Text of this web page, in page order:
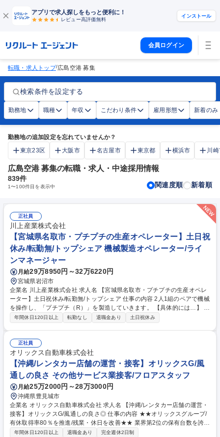
アプリで求人探しをもっと便利に！
レビュー高評価無料
インストール
会員ログイン
転職・求人トップ/広島空港 募集
検索条件を設定する
勤務地 職種 年収 こだわり条件 雇用形態 新着のみ
勤務地の追加設定を忘れていませんか？
東京23区
大阪市 名古屋市 東京都 横浜市 川
広島空港 募集の転職・求人・中途採用情報
839件
1〜100件目を表示中 関連度順 新着順
正社員
川上産業株式会社
【宮城県名取市・プチプチの生産オペレーター】土日祝
休み/転勤無/トップシェア 機械製造オペレーター/ライ
ンマネージャー
月給29万8950円～32万6220円
宮城県岩沼市
企業名 川上産業株式会社 求人名 【宮城県名取市・プチプチの生産オペレ
ーター】土日祝休み/転勤無/トップシェア 仕事の内容 2人1組のペアで機械
を操作し、「プチプチ（R）」を製造していきます。 【具体的には…】 ・
原料を運び、製造機械に投入セット ・機械を操作しながら正確な生産ライ
ター】土日祝休み/転勤無/トップシェア
年間休日120日以上 転勤なし 退職金あり 土日祝休み
正社員
オリックス自動車株式会社
【沖縄/レンタカー店舗の運営・接客】オリックスG/風
通しの良さ その他サービス業接客/フロアスタッフ
月給25万2000円～28万3000円
沖縄県豊見城市
企業名 オリックス自動車株式会社 求人名 【沖縄/レンタカー店舗の運営・
接客】オリックスG/風通しの良さ◎ 仕事の内容 ★★オリックスグループ/
有休取得率80％を推進/残業・休日を改善★★ 業界第2位の保有台数を誇る
当社の中核事業「オリックスレンタカー」の 沖縄県内の直営レンタカー店
年間休日120日以上 退職金あり 完全週休2日制